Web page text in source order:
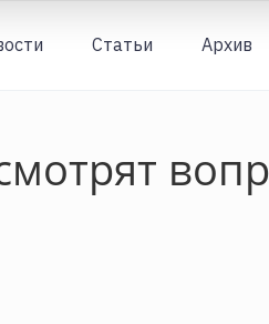
Статьи Архив